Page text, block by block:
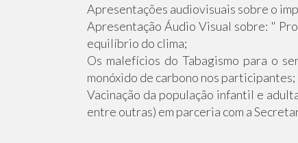
Apresentações audiovisuais sobre o
Apresentação Áudio Visual sobre: "
equilíbrio do clima;
Os malefícios do Tabagismo para o
monóxido de carbono nos participantes;
Vacinação da população infantil e
entre outras) em parceria com a